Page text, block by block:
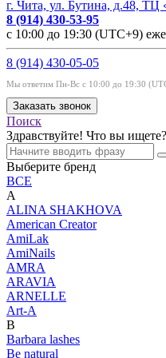
г. Чита, ул. Бутина, д.48,
8 (914) 430-53-95
с 10:00 до 19:30 (UTC+9)
8 (914) 430-05-05
Мы ответим Пн-Вс с 10:00 до 19:30
Заказать звонок
Поиск
Здравствуйте! Что вы ищете?
Выберите бренд
ВСЕ
A
ALINA SHAKHOVA
American Creator
AmiLak
AmiNails
AMRA
ARAVIA
ARNELLE
Art-A
B
Barbara lashes
Be natural